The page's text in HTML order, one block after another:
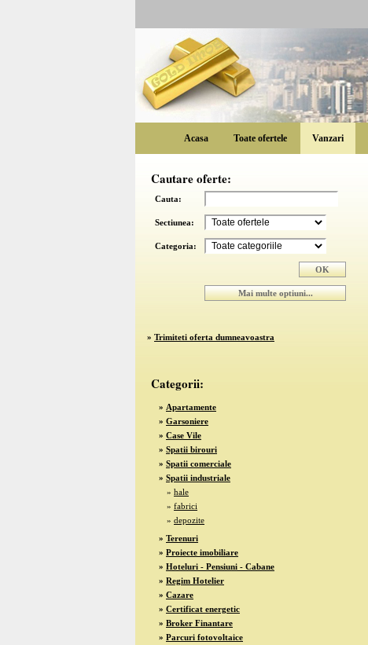
Acasa Toate ofertele Vanzari
Cautare oferte:
Cauta:
Sectiunea:
Categoria:
» Trimiteti oferta dumneavoastra
Categorii:
» Apartamente
» Garsoniere
» Case Vile
» Spatii birouri
» Spatii comerciale
» Spatii industriale
» hale
» fabrici
» depozite
» Terenuri
» Proiecte imobiliare
» Hoteluri - Pensiuni - Cabane
» Regim Hotelier
» Cazare
» Certificat energetic
» Broker Finantare
» Parcuri fotovoltaice